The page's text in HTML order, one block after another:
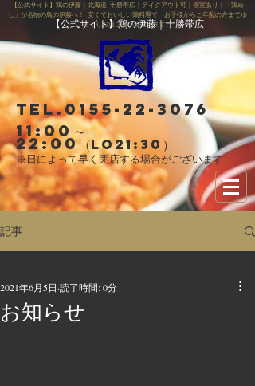
【公式サイト】鶏の伊藤｜北海道 十勝帯広｜テイクアウト可｜個室あり｜「鶏め
し」が名物の鳥の伊藤へ！ 安くておいしい鶏料理で、お子様からご年配の方までゆ
っくりお過ごしいただけます。
【公式サイト】鶏の伊藤｜十勝帯広
Tel.0155-22-3076
11:00～
22:00（LO21:30）
※日によって早く閉店する場合がございます
記事
すべての記事
お知らせ
お知らせ
2021年6月5日 読了時間: 0分